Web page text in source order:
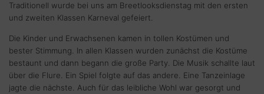
Traditionell wurde bei uns am Breetlooksdienstag mit den ersten
und zweiten Klassen Karneval gefeiert.
Die Kinder und Erwachsenen kamen in tollen Kostümen und
bester Stimmung. In allen Klassen wurden zunächst die Kostüme
bestaunt und dann begann die große Party. Die Musik schallte laut
über die Flure. Ein Spiel folgte auf das andere. Eine Tanzeinlage
jagte die nächste. Auch für das leibliche Wohl war gesorgt und